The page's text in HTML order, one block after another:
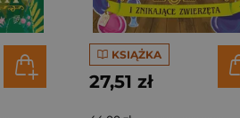
KSIĄŻKA
27,51 zł